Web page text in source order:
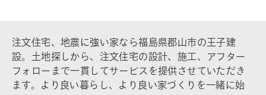
注文住宅、地震に強い家なら福島県郡山市の王子建
設。土地探しから、注文住宅の設計、施工、アフター
フォローまで一貫してサービスを提供させていただき
ます。より良い暮らし、より良い家づくりを一緒に始